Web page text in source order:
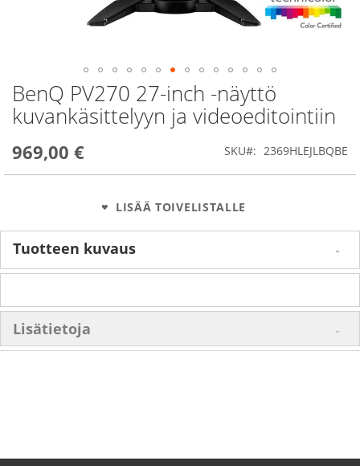
BenQ PV270 27-inch -näyttö
kuvankäsittelyyn ja videoeditointiin
969,00 € SKU 2369HLEJLBQBE
LISÄÄ TOIVELISTALLE
Skip
to
the
of
images
Tuotteen kuvaus
Lisätietoja